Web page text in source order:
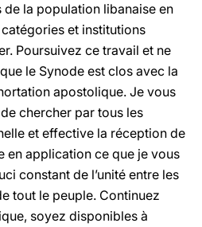
la population libanaise en
et institutions
Poursuivez ce travail et ne
le Synode est clos avec la
apostolique. Je vous
chercher par tous les
et effective la réception de
en application ce que je vous
constant de l’unité entre les
tout le peuple. Continuez
soyez disponibles à